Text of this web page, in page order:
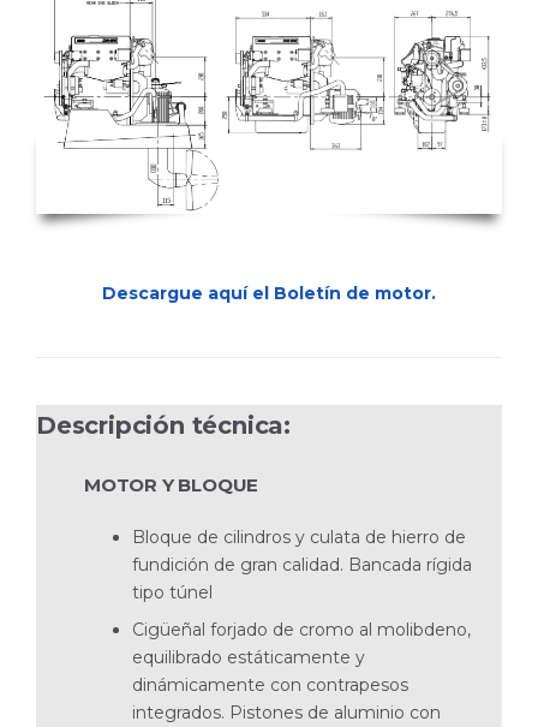
Descargue aquí el Boletín de motor.
Descripción técnica:
MOTOR Y BLOQUE
Bloque de cilindros y culata de hierro de
fundición de gran calidad. Bancada rígida
tipo túnel
Cigüeñal forjado de cromo al molibdeno,
equilib­rado estáticamente y
dinámicamente con contrape­sos
integrados. Pistones de aluminio con